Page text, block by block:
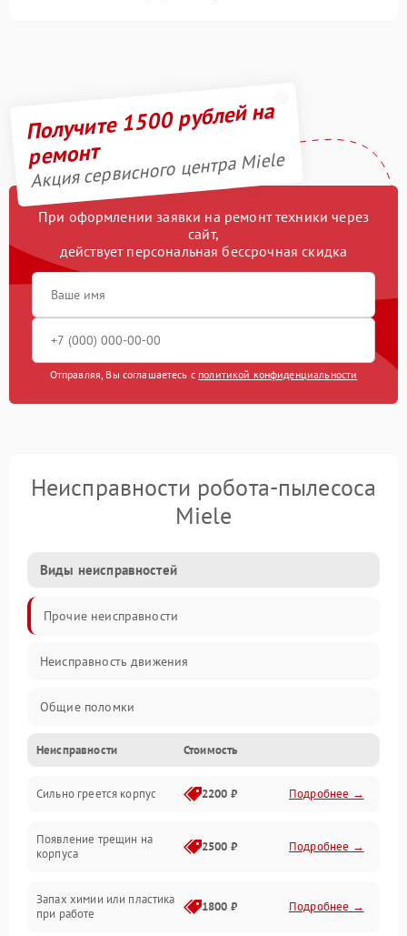
Получите 1500 рублей на
ремонт
Акция сервисного центра Miele
При оформлении заявки на ремонт техники через
сайт,
действует персональная бессрочная скидка
Отправляя, Вы соглашаетесь с политикой конфиденциальности
Неисправности робота-пылесоса
Miele
Виды неисправностей
Прочие неисправности
Неисправность движения
Общие поломки
Неисправность датчиков
Неисправность программного обеспечения
Проблемы с сигналом
Неисправности Стоимость
Сильно греется корпус 2200 ₽ Подробнее →
Появление трещин на
корпуса
2500 ₽ Подробнее →
Запах химии или пластика
при работе
1800 ₽ Подробнее →